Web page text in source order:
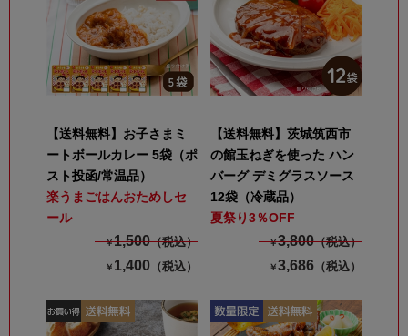
【送料無料】お子さまミ
ートボールカレー 5袋（ポ
スト投函/常温品）
楽うまごはんおためしセ
ール
￥1,500（税込）
￥ 1,400 （税込）
【送料無料】茨城筑西市
の館玉ねぎを使った ハン
バーグ デミグラスソース
12袋（冷蔵品）
夏祭り3％OFF
￥3,800（税込）
￥3,686 （税込）